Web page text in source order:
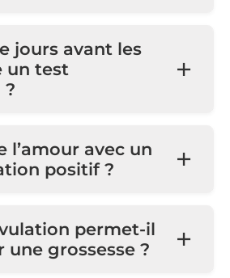
jours avant les
un test
?
l’amour avec un
positif ?
permet-il
une grossesse ?